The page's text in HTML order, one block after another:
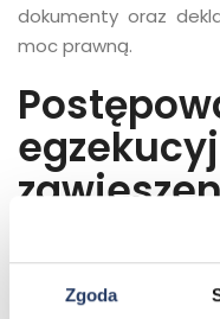
Zgoda
dokumenty oraz
moc prawną.